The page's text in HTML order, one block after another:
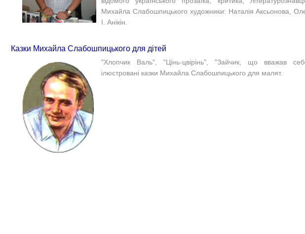
Михайла Слабошпицького художники: Наталія Аксьонова,
І. Анікін.
Казки Михайла Слабошпицького для дітей
"Хлопчик Валь", "Цінь-цвірінь", "Зайчик, що вважав
ілюстровані казки Михайла Слабошпицького для малят​.